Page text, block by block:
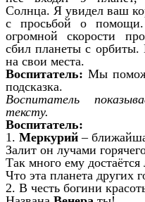
Солнца. Я увидел ваш
с просьбой о
огромной скорости
сбил планеты с орбиты.
на свои места.
Воспитатель:Мы
подсказка.
Воспитатель
тексту.
Воспитатель:
1. Меркурий –
Залит он лучами
Так много ему достаётся
Что эта планета других
2. В честь богини